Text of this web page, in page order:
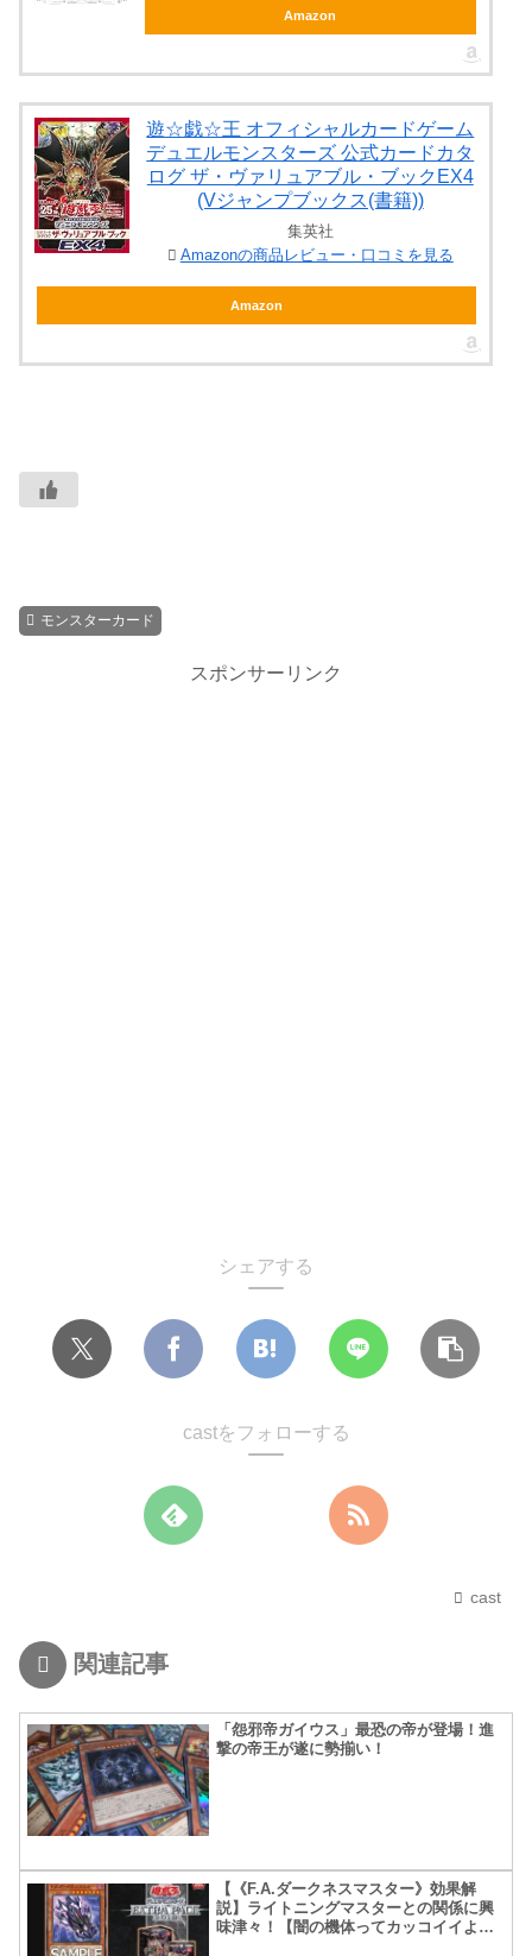
Amazon
遊☆戯☆王 オフィシャルカードゲーム
デュエルモンスターズ 公式カードカタ
ログ ザ・ヴァリュアブル・ブックEX4
(Vジャンプブックス(書籍))
集英社
Amazonの商品レビュー・口コミを見る
Amazon
モンスターカード
スポンサーリンク
シェアする
castをフォローする
cast
関連記事
「怨邪帝ガイウス」最恐の帝が登場！進
撃の帝王が遂に勢揃い！
【《F.A.ダークネスマスター》効果解
説】ライトニングマスターとの関係に興
味津々！【闇の機体ってカッコイイよ